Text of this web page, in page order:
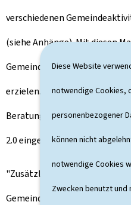
Diese Website
notwendige Cookies,
personenbezogener
können nicht
notwendige Cookies
Zwecken benutzt und
verschiedenen
(siehe Anhänge). Mit diesen
Gemeinden eine Einsparung
erzielen. Die Gemeinden
Beratungsservice zu nutzen,
2.0 eingerichtet wurde.
"Zusätzlich zu den
Gemeinden im